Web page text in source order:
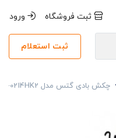
ثبت فروشگاه ورود
ثبت استعلام
چکش بادی گتس مدل GP-0214HK2